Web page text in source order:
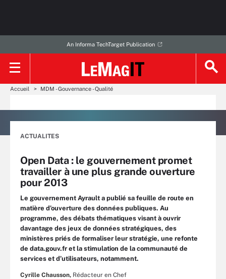
An Informa TechTarget Publication
Accueil MDM - Gouvernance - Qualité
ACTUALITES
Open Data : le gouvernement promet
travailler à une plus grande ouverture
pour 2013
Le gouvernement Ayrault a publié sa feuille de route en
matière d’ouverture des données publiques. Au
programme, des débats thématiques visant à ouvrir
davantage des jeux de données stratégiques, des
ministères priés de formaliser leur stratégie, une refonte
de data.gouv.fr et la stimulation de la communauté de
services et d’utilisateurs, notamment.
Cyrille Chausson, Rédacteur en Chef